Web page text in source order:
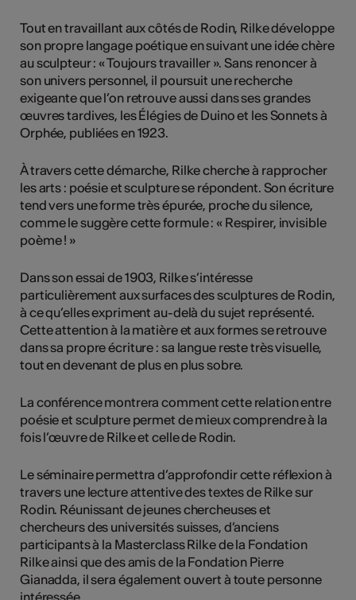
Tout en travaillant aux côtés de Rodin, Rilke développe
son propre langage poétique en suivant une idée chère
au sculpteur : « Toujours travailler ». Sans renoncer à
son univers personnel, il poursuit une recherche
exigeante que l’on retrouve aussi dans ses grandes
œuvres tardives, les Élégies de Duino et les Sonnets à
Orphée, publiées en 1923.
À travers cette démarche, Rilke cherche à rapprocher
les arts : poésie et sculpture se répondent. Son écriture
tend vers une forme très épurée, proche du silence,
comme le suggère cette formule : « Respirer, invisible
poème ! »
Dans son essai de 1903, Rilke s’intéresse
particulièrement aux surfaces des sculptures de Rodin,
à ce qu’elles expriment au-delà du sujet représenté.
Cette attention à la matière et aux formes se retrouve
dans sa propre écriture : sa langue reste très visuelle,
tout en devenant de plus en plus sobre.
La conférence montrera comment cette relation entre
poésie et sculpture permet de mieux comprendre à la
fois l’œuvre de Rilke et celle de Rodin.
Le séminaire permettra d’approfondir cette réflexion à
travers une lecture attentive des textes de Rilke sur
Rodin. Réunissant de jeunes chercheuses et
chercheurs des universités suisses, d’anciens
participants à la Masterclass Rilke de la Fondation
Rilke ainsi que des amis de la Fondation Pierre
Gianadda, il sera également ouvert à toute personne